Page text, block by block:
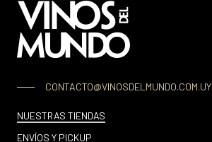
CONTACTO@VINOSDELMUNDO.COM.UY
NUESTRAS TIENDAS
ENVÍOS Y PICKUP